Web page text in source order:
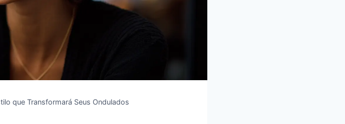
que Transformará Seus Ondulados